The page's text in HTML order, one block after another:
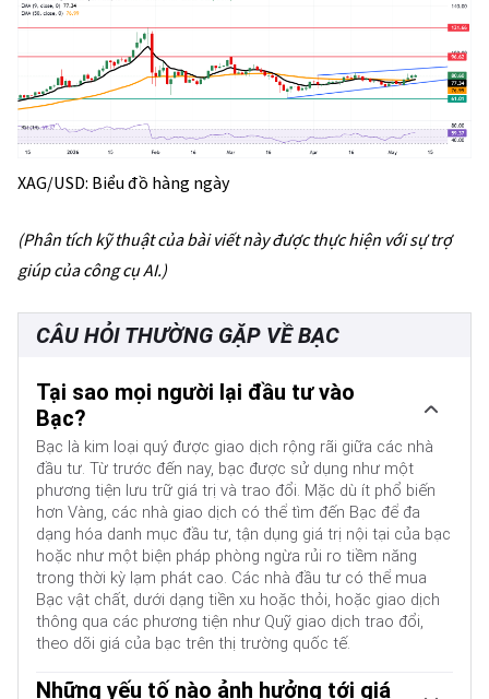
XAG/USD: Biểu đồ hàng ngày
(Phân tích kỹ thuật của bài viết này được thực hiện với sự trợ
giúp của công cụ AI.)
CÂU HỎI THƯỜNG GẶP VỀ BẠC
Tại sao mọi người lại đầu tư vào
Bạc?
Bạc là kim loại quý được giao dịch rộng rãi giữa các nhà
đầu tư. Từ trước đến nay, bạc được sử dụng như một
phương tiện lưu trữ giá trị và trao đổi. Mặc dù ít phổ biến
hơn Vàng, các nhà giao dịch có thể tìm đến Bạc để đa
dạng hóa danh mục đầu tư, tận dụng giá trị nội tại của bạc
hoặc như một biện pháp phòng ngừa rủi ro tiềm năng
trong thời kỳ lạm phát cao. Các nhà đầu tư có thể mua
Bạc vật chất, dưới dạng tiền xu hoặc thỏi, hoặc giao dịch
thông qua các phương tiện như Quỹ giao dịch trao đổi,
theo dõi giá của bạc trên thị trường quốc tế.
Những yếu tố nào ảnh hưởng tới giá